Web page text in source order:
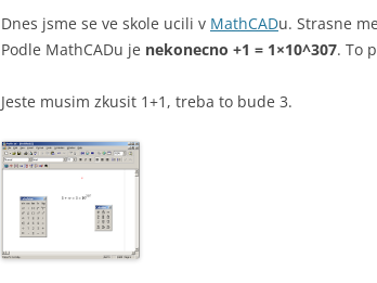
Dnes jsme se ve skole ucili v MathCADu. Strasne
Podle MathCADu je nekonecno +1 = 1×10^307. To
Jeste musim zkusit 1+1, treba to bude 3.